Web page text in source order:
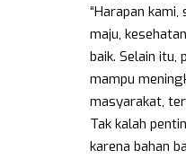
“Harapan
maju,
baik. Selain itu,
mampu
masyarakat,
Tak kalah
karena bahan